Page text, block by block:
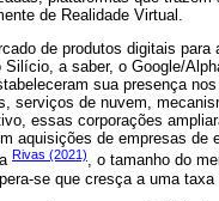
de Realidade Virtual.
de produtos digitais
a saber, o Google/
sua presença
serviços de nuvem,
essas corporações
aquisições de empresas
Rivas (2021), o tamanho do
se que cresça a uma